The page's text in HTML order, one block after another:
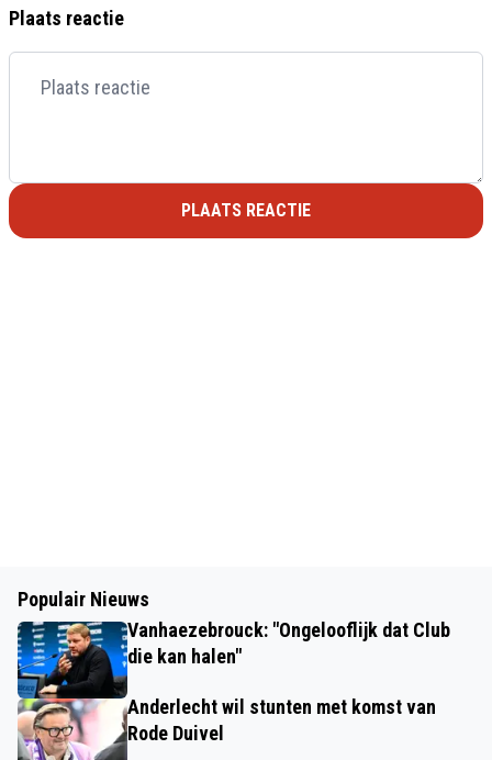
Plaats reactie
PLAATS REACTIE
Populair Nieuws
Vanhaezebrouck: "Ongelooflijk dat Club
die kan halen"
Anderlecht wil stunten met komst van
Rode Duivel